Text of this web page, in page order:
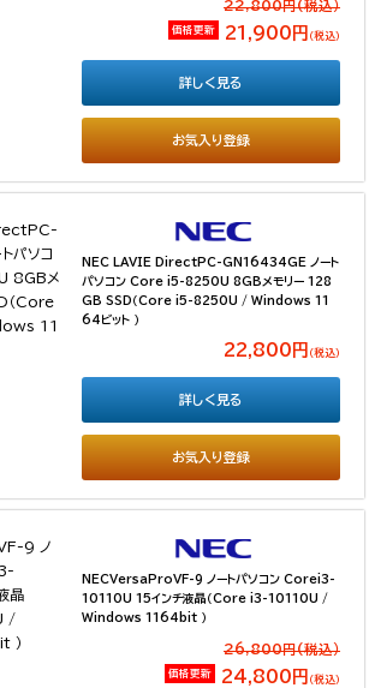
22,800円(税込）
価格更新 21,900円 （税込）
お気入り登録
詳しく見る
NEC LAVIE DirectPC-GN16434GE ノート
パソコン Core i5-8250U 8GBメモリー 128
GB SSD（Core i5-8250U / Windows 11
64ビット ）
22,800円 （税込）
お気入り登録
詳しく見る
NECVersaProVF-9 ノートパソコン Corei3-
10110U 15インチ液晶（Core i3-10110U /
Windows 1164bit ）
26,800円(税込）
価格更新 24,800円 （税込）